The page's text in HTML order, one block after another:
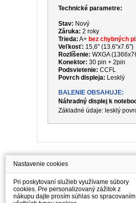
Technické parametre:
Stav: Nový
Záruka: 2 roky
Trieda: A+ bez chybných
Veľkosť: 15,6" (13.6"x7.6")
Rozlíšenie: WXGA
Konektor: 30 pin + 2pin
Podsvietenie: CCFL
Povrch displeja: Lesklý
BALENIE OBSAHUJE:
Náhradný displej k
Základné údaje: lesklý
Information
Všetko o nákupe
Ceny dopravného
Nastavenie cookies
Pri poskytovaní služieb využívame súbory
cookies. Pre personalizovaný zážitok z
nákupu dajte prosím súhlas so spracovaním